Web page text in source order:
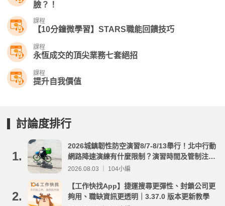
臉？！
課程
【10分鐘微學習】STARS職能回饋技巧
課程
永恆成交的頂尖業務七套絕招
課程
提升自我價值
討論度排行
1.
2026城鎮韌性防空演習8/7-8/13舉行！北中行動
網路降速演練有什麼限制？演習時間及管制注意
事項整理
2026.08.03 ｜ 104小編
2.
【工作快找App】捷運搜尋更彈性、封鎖公司更
夠用、職缺資訊更透明｜3.37.0 版本更新教學